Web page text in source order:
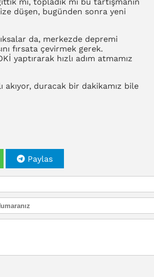
mı, topladık mı bu tartışmanın
düşen, bugünden sonra yeni
da, merkezde depremi
fırsata çevirmek gerek.
yaptırarak hızlı adım atmamız
duracak bir dakikamız bile
Paylas